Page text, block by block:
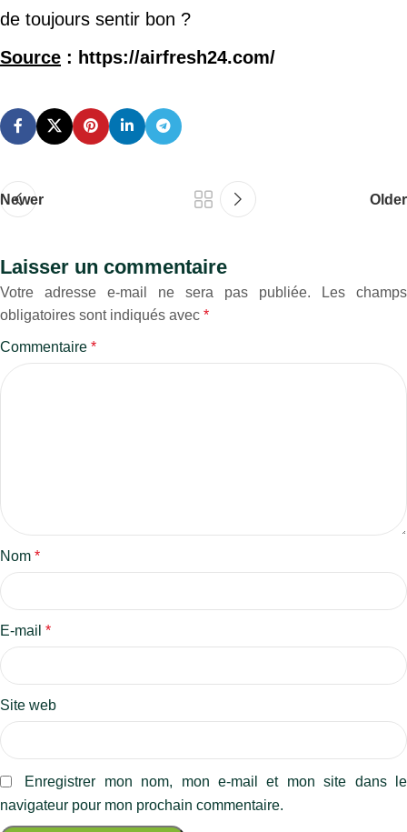
de toujours sentir bon ?
Source : https://airfresh24.com/
Newer Older
Laisser un commentaire
Votre adresse e-mail ne sera pas publiée.
Les champs
obligatoires sont indiqués avec *
Commentaire *
Nom *
E-mail *
Site web
Enregistrer mon nom, mon e-mail et mon site dans le
navigateur pour mon prochain commentaire.